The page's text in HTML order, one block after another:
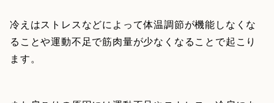
冷えはストレスなどによって体温調節が機能しなくな
ることや運動不足で筋肉量が少なくなることで起こり
ます。